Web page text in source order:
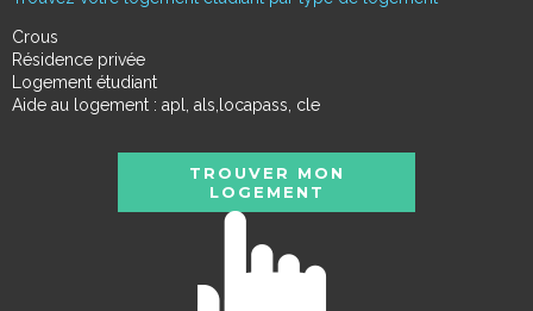
Crous
Résidence privée
Logement étudiant
Aide au logement : apl, als,locapass, cle
TROUVER MON
LOGEMENT